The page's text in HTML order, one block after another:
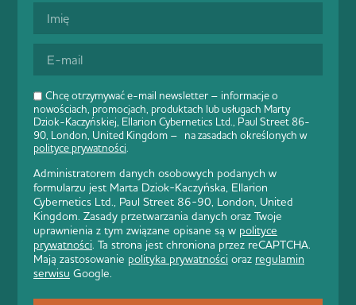
Chcę otrzymywać e-mail newsletter – informacje o
nowościach, promocjach, produktach lub usługach Marty
Dziok-Kaczyńskiej, Ellarion Cybernetics Ltd., Paul Street 86-
90, London, United Kingdom – na zasadach określonych w
polityce prywatności.
Administratorem danych osobowych podanych w
formularzu jest Marta Dziok-Kaczyńska, Ellarion
Cybernetics Ltd., Paul Street 86-90, London, United
Kingdom. Zasady przetwarzania danych oraz Twoje
uprawnienia z tym związane opisane są w polityce
prywatności. Ta strona jest chroniona przez reCAPTCHA.
Mają zastosowanie polityka prywatności oraz regulamin
serwisu Google.